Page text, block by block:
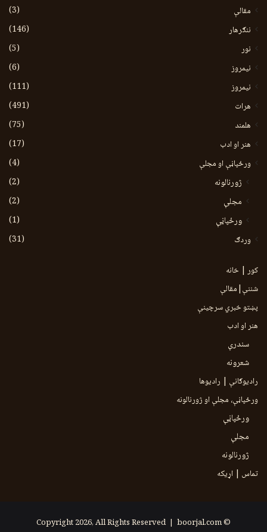
مقالې
(3)
ننګرهار
(146)
نور
(5)
نيمروز
(6)
نیمروز
(111)
هرات
(491)
هلمند
(75)
هنر او ادب
(17)
ورځپاڼې او مجلې
(4)
ژورنالونه
(2)
مجلې
(2)
ورځپاڼې
(1)
وردګ
(31)
کور | خانه
شننې|مقالې
پښتو خبري سرچينې
هنر او ادب
سندرې
شعرونه
رادیوګانې | رادیوها
ورځپاڼې، مجلې او ژورنالونه
ورځپاڼې
مجلې
ژورنالونه
تماس | اړیکه
© Copyright 2026, All Rights Reserved |
boorjal.com